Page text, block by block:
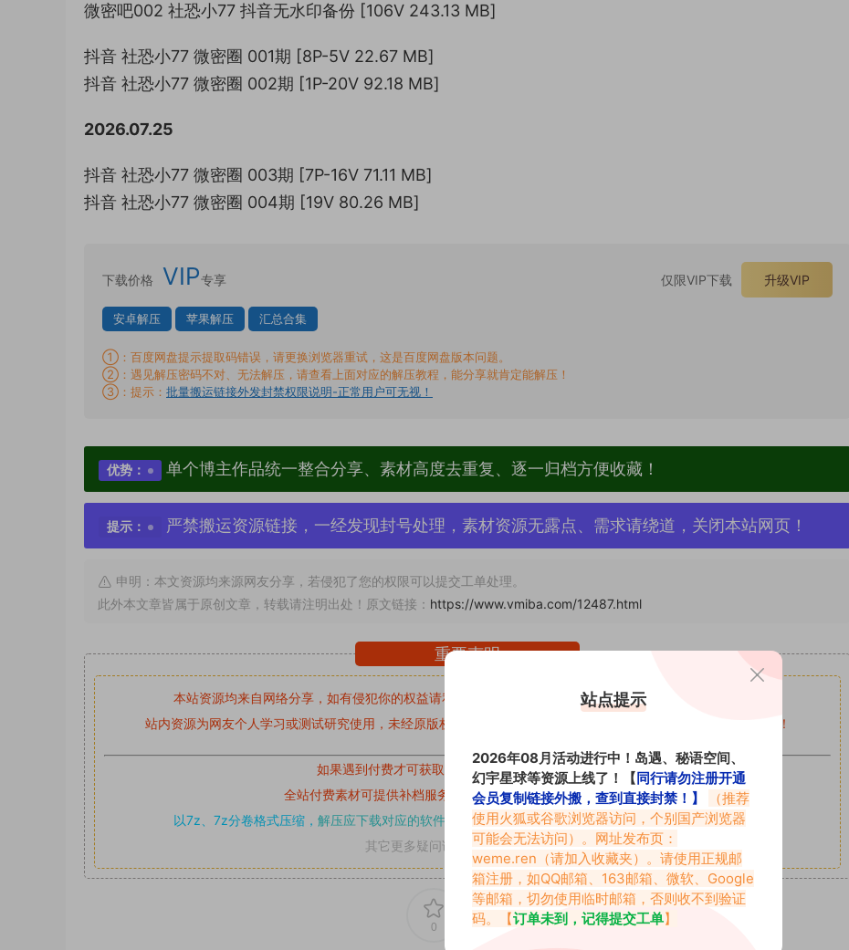
微密吧002 社恐小77 抖音无水印备份 [106V 243.13 MB]
抖音 社恐小77 微密圈 001期 [8P-5V 22.67 MB]
抖音 社恐小77 微密圈 002期 [1P-20V 92.18 MB]
2026.07.25
抖音 社恐小77 微密圈 003期 [7P-16V 71.11 MB]
抖音 社恐小77 微密圈 004期 [19V 80.26 MB]
下载价格 VIP专享 仅限VIP下载 升级VIP
安卓解压 苹果解压 汇总合集
①：百度网盘提示提取码错误，请更换浏览器重试，这是百度网盘版本问题。
②：遇见解压密码不对、无法解压，请查看上面对应的解压教程，能分享就肯定能解压！
③：提示： 批量搬运链接外发封禁权限说明-正常用户可无视！
优势： 单个博主作品统一整合分享、素材高度去重复、逐一归档方便收藏！
提示： 严禁搬运资源链接，一经发现封号处理，素材资源无露点、需求请绕道，关闭本站网页！
申明：本文资源均来源网友分享，若侵犯了您的权限可以提交工单处理。
此外本文章皆属于原创文章，转载请注明出处！原文链接： https://www.vmiba.com/12487.html
重要声明
本站资源均来自网络分享，如有侵犯你的权益请私信留言
收到留言后，我们会第一时间进行审核后删除。
站内资源为网友个人学习或测试研究使用，未经原版权作者许可,禁止用于任何商业途径！请在下载24小时内删除！
如果遇到付费才可获取的素材，建议升级对应的VIP。
全站付费素材可提供补档服务
均有备份”，素材以主流网盘分享。
以7z、7z分卷格式压缩， 解压应下载对应的软件操作，电脑：7-zip；安卓：zarchiver；苹果：解压专家
其它更多疑问请查看站内帮助中心！
0
站点提示
2026年08月活动进行中！岛遇、秘语空间、
幻宇星球等资源上线了！【同行请勿注册开通
会员复制链接外搬，查到直接封禁！】
（推荐
使用火狐或谷歌浏览器访问，个别国产浏览器
可能会无法访问）。网址发布页：
weme.ren （请加入收藏夹）。请使用正规邮
箱注册，如QQ邮箱、163邮箱、微软、Google
等邮箱，切勿使用临时邮箱，否则收不到验证
码。【订单未到，记得提交工单】